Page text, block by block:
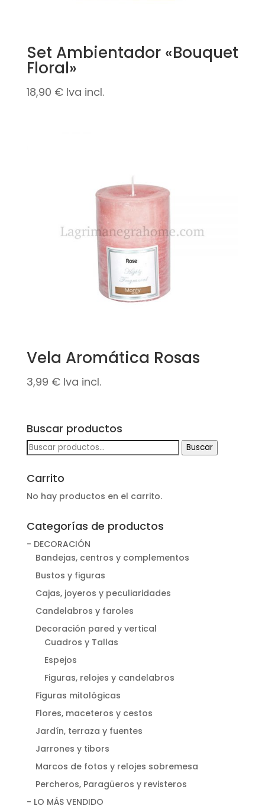
Set Ambientador «Bouquet
Floral»
18,90 € Iva incl.
Vela Aromática Rosas
3,99 € Iva incl.
Buscar productos
Buscar
Buscar
Carrito
No hay productos en el carrito.
Categorías de productos
- DECORACIÓN
Bandejas, centros y complementos
Bustos y figuras
Cajas, joyeros y peculiaridades
Candelabros y faroles
Decoración pared y vertical
Cuadros y Tallas
Espejos
Figuras, relojes y candelabros
Figuras mitológicas
Flores, maceteros y cestos
Jardín, terraza y fuentes
Jarrones y tibors
Marcos de fotos y relojes sobremesa
Percheros, Paragüeros y revisteros
- LO MÁS VENDIDO